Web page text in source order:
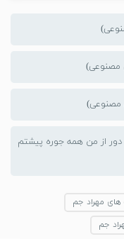
مصنوعی)
مصنوعی)
از من همه جوره پیشتم
مهراد جم
جم